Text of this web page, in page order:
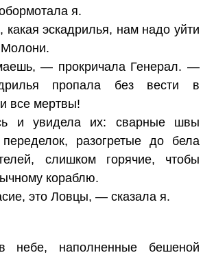
я.
эскадрилья, нам надо уйти
— прокричала Генерал. —
пропала без вести в
все мертвы!
и увидела их: сварные швы
разогретые до бела
слишком горячие, чтобы
кораблю.
это Ловцы, — сказала я.
небе, наполненные бешеной